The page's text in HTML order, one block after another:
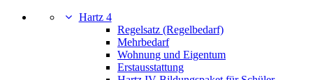
Hartz 4
Regelsatz (Regelbedarf)
Mehrbedarf
Wohnung und Eigentum
Erstausstattung